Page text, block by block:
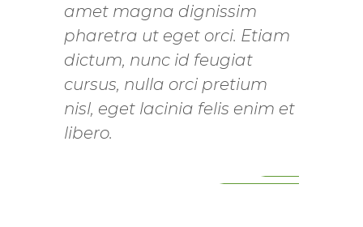
amet magna dignissim
pharetra ut eget orci. Etiam
dictum, nunc id feugiat
cursus, nulla orci pretium
nisl, eget lacinia felis enim et
libero.